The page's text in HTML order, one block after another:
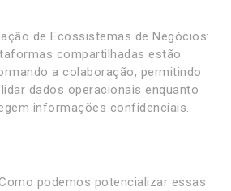
de Ecossistemas de Negócios:
compartilhadas estão
a colaboração, permitindo
dados operacionais enquanto
informações confidenciais.
podemos potencializar essas